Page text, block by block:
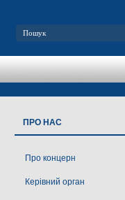
ПРО НАС
Про концерн
Керівний орган